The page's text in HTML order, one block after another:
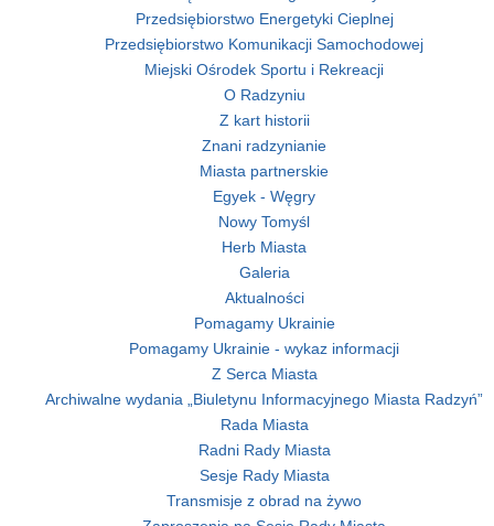
Przedsiębiorstwo Energetyki Cieplnej
Przedsiębiorstwo Komunikacji Samochodowej
Miejski Ośrodek Sportu i Rekreacji
O Radzyniu
Z kart historii
Znani radzynianie
Miasta partnerskie
Egyek - Węgry
Nowy Tomyśl
Herb Miasta
Galeria
Aktualności
Pomagamy Ukrainie
Pomagamy Ukrainie - wykaz informacji
Z Serca Miasta
Archiwalne wydania „Biuletynu Informacyjnego Miasta Radzyń”
Rada Miasta
Radni Rady Miasta
Sesje Rady Miasta
Transmisje z obrad na żywo